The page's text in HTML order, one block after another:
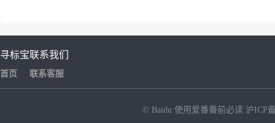
寻标宝
首页
联系我们
联系客服
© Baidu 使用爱番番前必读 沪ICP